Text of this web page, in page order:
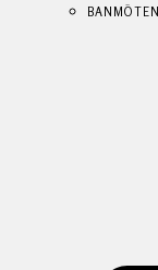
BANMÖTEN
BANMÖTEN